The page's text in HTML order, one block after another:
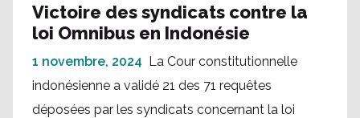
Victoire des syndicats contre la
loi Omnibus en Indonésie
1 novembre, 2024 La Cour constitutionnelle
indonésienne a validé 21 des 71 requêtes
déposées par les syndicats concernant la loi